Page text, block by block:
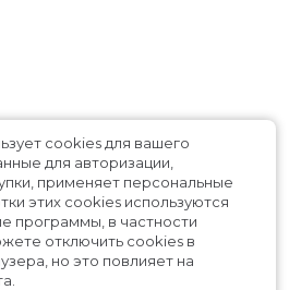
cookies для вашего
для авторизации,
применяет персональные
этих cookies используются
программы, в частности
отключить cookies в
но это повлияет на